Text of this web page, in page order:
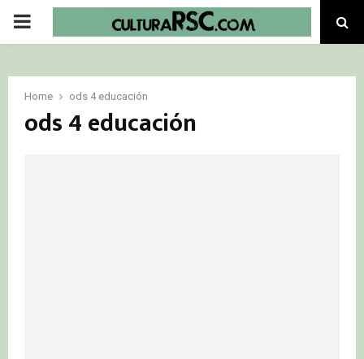
PRIMARY
Home ods 4 educación
ods 4 educación